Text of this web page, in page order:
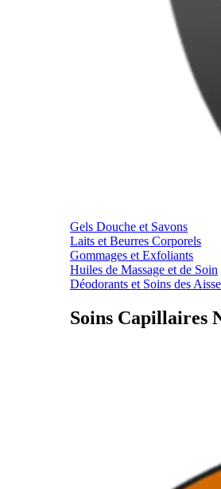
Gels Douche et Savons
Laits et Beurres Corporels
Gommages et Exfoliants
Huiles de Massage et de Soin
Déodorants et Soins des
Soins Capillaires